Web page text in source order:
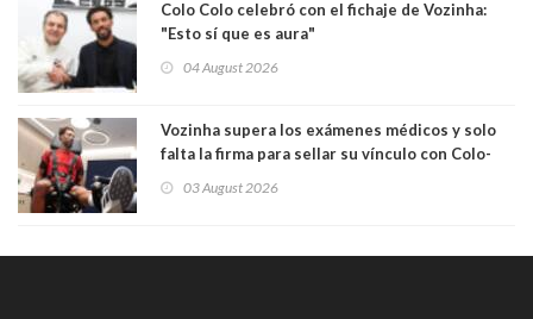
Colo Colo celebró con el fichaje de Vozinha:
"Esto sí que es aura"
04 August 2026
Vozinha supera los exámenes médicos y solo
falta la firma para sellar su vínculo con Colo-
03 August 2026